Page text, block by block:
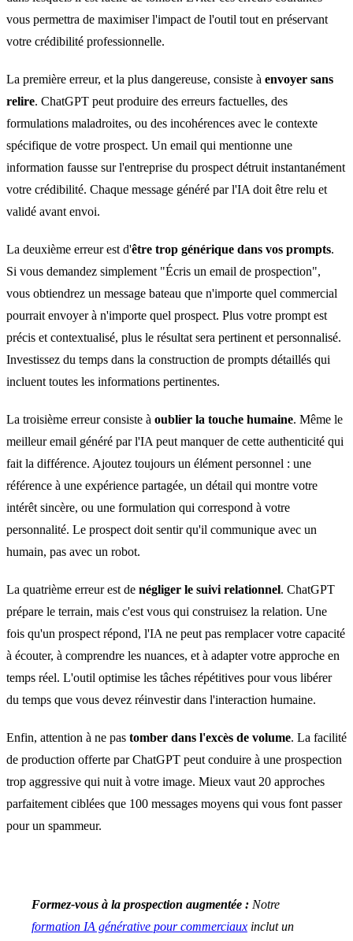
vous permettra de maximiser l'impact de l'outil tout en préservant
votre crédibilité professionnelle.
La première erreur, et la plus dangereuse, consiste à envoyer sans
relire. ChatGPT peut produire des erreurs factuelles, des
formulations maladroites, ou des incohérences avec le contexte
spécifique de votre prospect. Un email qui mentionne une
information fausse sur l'entreprise du prospect détruit instantanément
votre crédibilité. Chaque message généré par l'IA doit être relu et
validé avant envoi.
La deuxième erreur est d'être trop générique dans vos prompts.
Si vous demandez simplement "Écris un email de prospection",
vous obtiendrez un message bateau que n'importe quel commercial
pourrait envoyer à n'importe quel prospect. Plus votre prompt est
précis et contextualisé, plus le résultat sera pertinent et personnalisé.
Investissez du temps dans la construction de prompts détaillés qui
incluent toutes les informations pertinentes.
La troisième erreur consiste à oublier la touche humaine. Même le
meilleur email généré par l'IA peut manquer de cette authenticité qui
fait la différence. Ajoutez toujours un élément personnel : une
référence à une expérience partagée, un détail qui montre votre
intérêt sincère, ou une formulation qui correspond à votre
personnalité. Le prospect doit sentir qu'il communique avec un
humain, pas avec un robot.
La quatrième erreur est de négliger le suivi relationnel. ChatGPT
prépare le terrain, mais c'est vous qui construisez la relation. Une
fois qu'un prospect répond, l'IA ne peut pas remplacer votre capacité
à écouter, à comprendre les nuances, et à adapter votre approche en
temps réel. L'outil optimise les tâches répétitives pour vous libérer
du temps que vous devez réinvestir dans l'interaction humaine.
Enfin, attention à ne pas tomber dans l'excès de volume. La facilité
de production offerte par ChatGPT peut conduire à une prospection
trop aggressive qui nuit à votre image. Mieux vaut 20 approches
parfaitement ciblées que 100 messages moyens qui vous font passer
pour un spammeur.
Formez-vous à la prospection augmentée : Notre
formation IA générative pour commerciaux inclut un